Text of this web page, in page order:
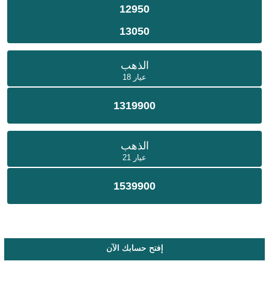
12950
13050
الذهب
عيار 18
1319900
الذهب
عيار 21
1539900
إفتح حسابك الآن